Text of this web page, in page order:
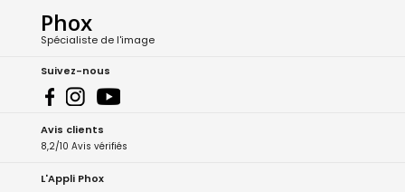
Phox
Spécialiste de l'image
Suivez-nous
Avis clients
8,2/10 Avis vérifiés
L'Appli Phox